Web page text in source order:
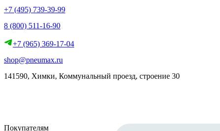
+7 (495) 739-39-99
8 (800) 511-16-90
+7 (965) 369-17-04
shop@pneumax.ru
141590, Химки, Коммунальный проезд, строение 30
Покупателям